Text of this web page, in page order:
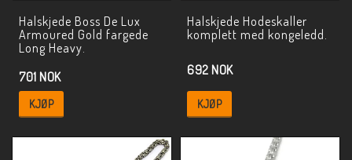
Halskjede Boss De Lux
Armoured Gold fargede
Long Heavy.
701 NOK
KJØP
Halskjede Hodeskaller
komplett med kongeledd.
692 NOK
KJØP